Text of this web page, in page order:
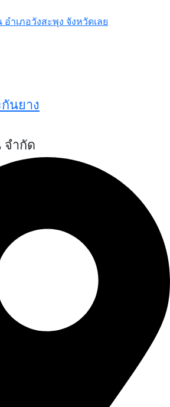
ำเภอวังสะพุง จังหวัดเลย
นยาง
จำกัด